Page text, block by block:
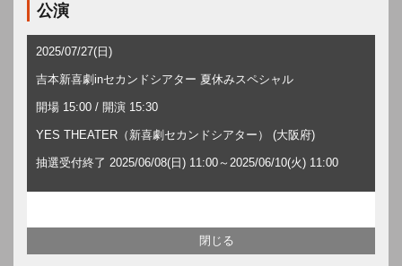
公演
2025/07/27(日)
吉本新喜劇inセカンドシアター 夏休みスペシャル
開場 15:00 / 開演 15:30
YES THEATER（新喜劇セカンドシアター） (大阪府)
抽選受付終了 2025/06/08(日) 11:00～2025/06/10(火) 11:00